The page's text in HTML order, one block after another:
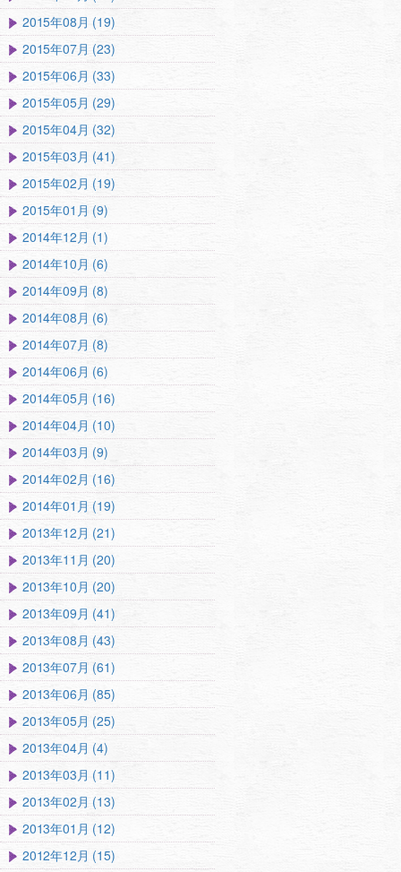
2015年08月 (19)
2015年07月 (23)
2015年06月 (33)
2015年05月 (29)
2015年04月 (32)
2015年03月 (41)
2015年02月 (19)
2015年01月 (9)
2014年12月 (1)
2014年10月 (6)
2014年09月 (8)
2014年08月 (6)
2014年07月 (8)
2014年06月 (6)
2014年05月 (16)
2014年04月 (10)
2014年03月 (9)
2014年02月 (16)
2014年01月 (19)
2013年12月 (21)
2013年11月 (20)
2013年10月 (20)
2013年09月 (41)
2013年08月 (43)
2013年07月 (61)
2013年06月 (85)
2013年05月 (25)
2013年04月 (4)
2013年03月 (11)
2013年02月 (13)
2013年01月 (12)
2012年12月 (15)